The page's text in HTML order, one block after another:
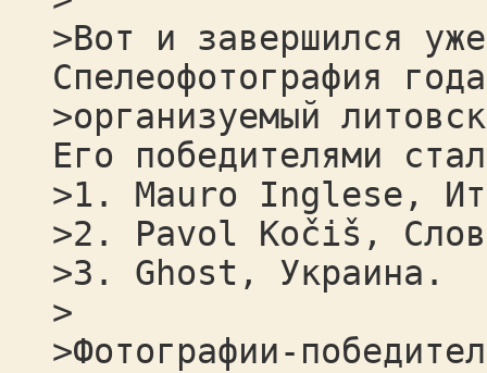
>Вот и завершился
Спелеофотография
>организуемый
Его победителями
>1. Mauro Inglese,
>2. Pavol Kočiš,
>3. Ghost, Украина.
>
>Фотографии-